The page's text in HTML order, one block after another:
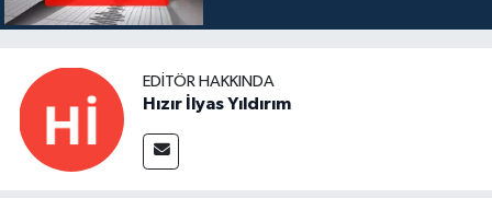
EDITÖR HAKKINDA
Hızır İlyas Yıldırım